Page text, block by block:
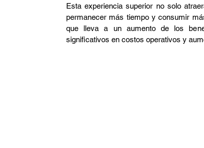
Esta experiencia superior no solo
permanecer más tiempo y consumir
que lleva a un aumento de los
significativos en costos operativos y